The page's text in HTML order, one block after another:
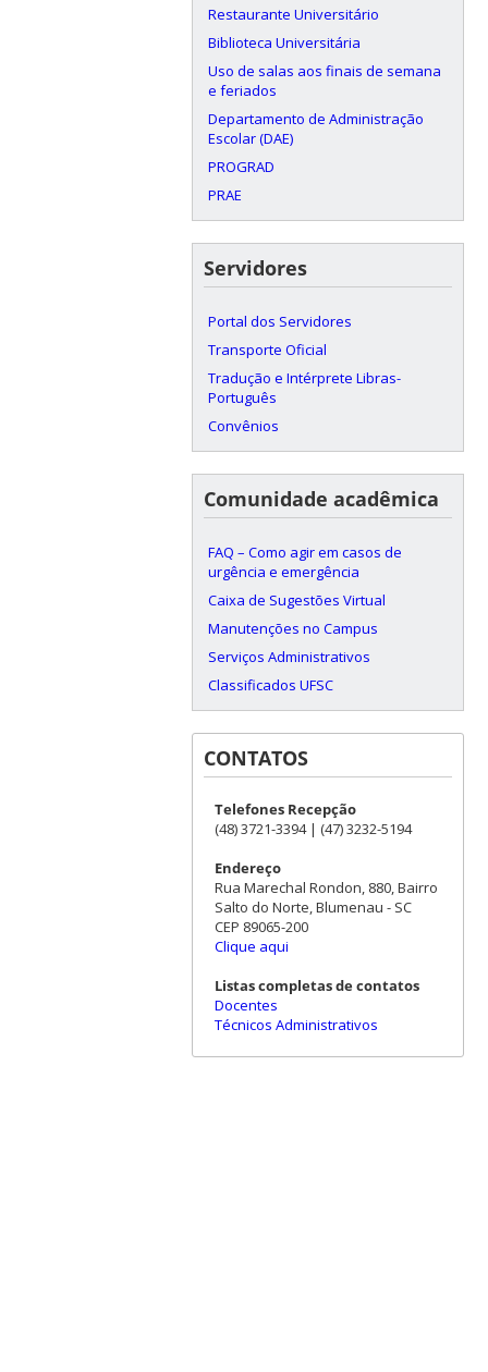
Restaurante Universitário
Biblioteca Universitária
Uso de salas aos finais de semana
e feriados
Departamento de Administração
Escolar (DAE)
PROGRAD
PRAE
Servidores
Portal dos Servidores
Transporte Oficial
Tradução e Intérprete Libras-
Português
Convênios
Comunidade acadêmica
FAQ – Como agir em casos de
urgência e emergência
Caixa de Sugestões Virtual
Manutenções no Campus
Serviços Administrativos
Classificados UFSC
CONTATOS
Telefones Recepção
(48) 3721-3394 | (47) 3232-5194
Endereço
Rua Marechal Rondon, 880, Bairro
Salto do Norte, Blumenau - SC
CEP 89065-200
Clique aqui
Listas completas de contatos
Docentes
Técnicos Administrativos